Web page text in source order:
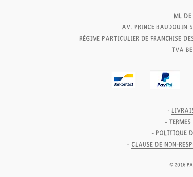
ML
av. Prince Baudouin
Régime particulier de franchise
TVA
-
-
- politique
- clause de non-
© 2016